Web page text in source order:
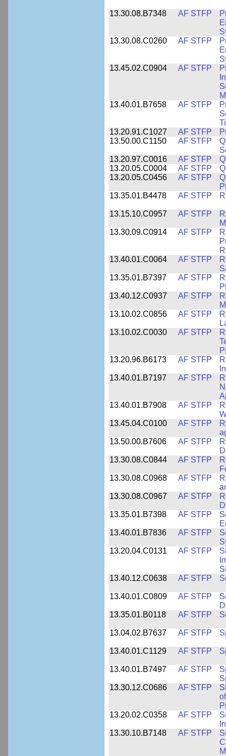
13.30.08.B7348 AF STFP
13.30.08.C0260
AF STFP
13.45.02.C0904
AF STFP
13.40.01.B7658
AF STFP
13.20.91.C1027
AF STFP
13.50.00.C1150
AF STFP
13.20.97.C0016
AF STFP
13.20.05.C0004
AF STFP
13.20.05.C0456
AF STFP
13.35.01.B4478
AF STFP
13.15.10.C0957 AF STFP
13.30.09.C0914
AF STFP
13.40.01.C0064
AF STFP
13.35.01.B7397
AF STFP
13.40.12.C0937
AF STFP
13.10.02.C0856
AF STFP
13.10.02.C0030
AF STFP
13.20.96.B6173
AF STFP
13.40.01.B7197
AF STFP
13.40.01.B7908
AF STFP
13.45.04.C0100
AF STFP
13.50.00.B7606
AF STFP
13.30.08.C0844
AF STFP
13.30.08.C0968
AF STFP
13.30.08.C0967
AF STFP
13.35.01.B7398
AF STFP
13.40.01.B7836
AF STFP
13.20.04.C0131
AF STFP
13.40.12.C0638
AF STFP
13.40.01.C0809 AF STFP
13.35.01.B0118
AF STFP
13.04.02.B7637 AF STFP
13.40.01.C1129 AF STFP
13.40.01.B7497 AF STFP
13.30.12.C0686
AF STFP
13.20.02.C0358
AF STFP
13.30.10.B7148
AF STFP